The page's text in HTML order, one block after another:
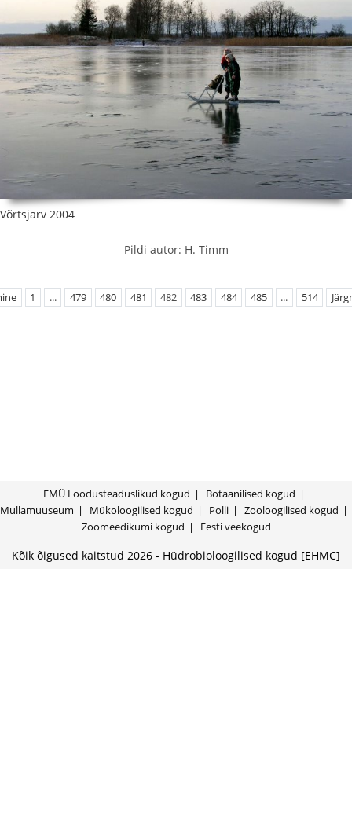
Võrtsjärv 2004
Pildi autor: H. Timm
1 ... 479 480 481 482 483 484 485 ... 514
EMÜ Loodusteaduslikud kogud
Botaanilised kogud
Mullamuuseum
Mükoloogilised kogud Polli
Zooloogilised kogud
Zoomeedikumi kogud
Eesti veekogud
Kõik õigused kaitstud 2026 - Hüdrobioloogilised kogud [EHMC]